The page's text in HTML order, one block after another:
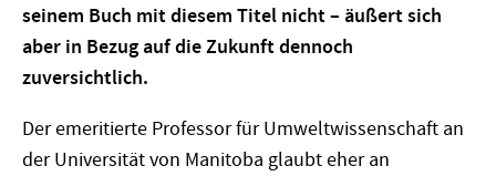
seinem Buch mit diesem Titel nicht – äußert sich
aber in Bezug auf die Zukunft dennoch
zuversichtlich.
Der emeritierte Professor für Umweltwissenschaft an
der Universität von Manitoba glaubt eher an